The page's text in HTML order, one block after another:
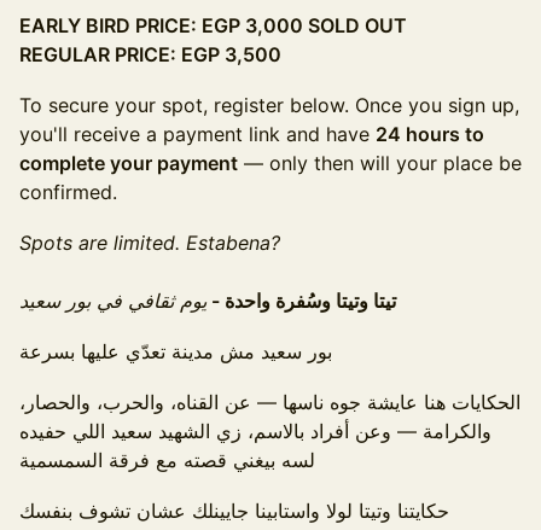
EARLY BIRD PRICE: EGP 3,000 SOLD OUT
REGULAR PRICE: EGP 3,500
To secure your spot, register below. Once you sign up,
you'll receive a payment link and have 24 hours to
complete your payment — only then will your place be
confirmed.
Spots are limited. Estabena?
تيتا وتيتا وسُفرة واحدة - يوم ثقافي في بور سعيد
بور سعيد مش مدينة تعدّي عليها بسرعة
الحكايات هنا عايشة جوه ناسها — عن القناه، والحرب، والحصار،
والكرامة — وعن أفراد بالاسم، زي الشهيد سعيد اللي حفيده
لسه بيغني قصته مع فرقة السمسمية
حكايتنا وتيتا لولا واستابينا جايينلك عشان تشوف بنفسك